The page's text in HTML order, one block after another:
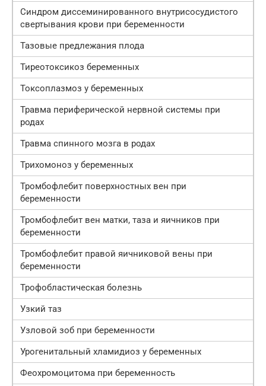
Синдром диссеминированного внутрисосудистого
свертывания крови при беременности
Тазовые предлежания плода
Тиреотоксикоз беременных
Токсоплазмоз у беременных
Травма периферической нервной системы при
родах
Травма спинного мозга в родах
Трихомоноз у беременных
Тромбофлебит поверхностных вен при
беременности
Тромбофлебит вен матки, таза и яичников при
беременности
Тромбофлебит правой яичниковой вены при
беременности
Трофобластическая болезнь
Узкий таз
Узловой зоб при беременности
Урогенитальный хламидиоз у беременных
Феохромоцитома при беременность